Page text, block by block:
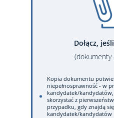
Dołącz,
(dokumenty
Kopia dokumentu
niepełnosprawność - w
kandydatek/kandydatów,
skorzystać z
przypadku, gdy znajdą
kandydatek/kandydatów